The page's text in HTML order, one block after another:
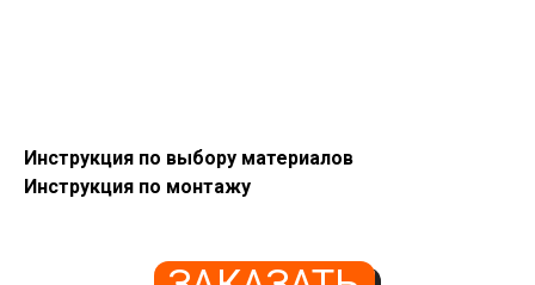
Инструкция по выбору материалов
Инструкция по монтажу
Доставка
тонн и автомобили с манипулятором позволяют